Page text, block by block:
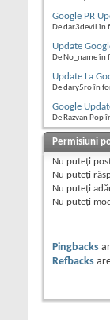
Google PR
De dar3devil în
Update
De No_name
Update La
De dary5ro în
Google
De Razvan Pop
Permisiuni
Nu puteţi
Nu puteţi
Nu puteţi
Nu puteţi
Pingbacks
Refbacks